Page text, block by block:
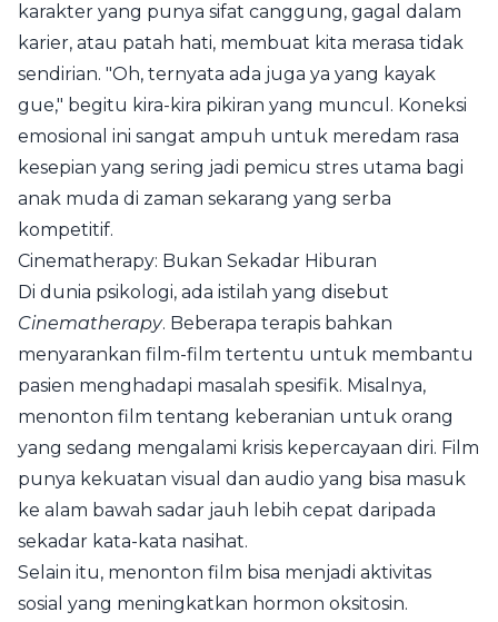
karakter yang punya sifat canggung, gagal dalam
karier, atau patah hati, membuat kita merasa tidak
sendirian. "Oh, ternyata ada juga ya yang kayak
gue," begitu kira-kira pikiran yang muncul. Koneksi
emosional ini sangat ampuh untuk meredam rasa
kesepian yang sering jadi pemicu stres utama bagi
anak muda di zaman sekarang yang serba
kompetitif.
Cinematherapy: Bukan Sekadar Hiburan
Di dunia psikologi, ada istilah yang disebut
Cinematherapy. Beberapa terapis bahkan
menyarankan film-film tertentu untuk membantu
pasien menghadapi masalah spesifik. Misalnya,
menonton film tentang keberanian untuk orang
yang sedang mengalami krisis kepercayaan diri. Film
punya kekuatan visual dan audio yang bisa masuk
ke alam bawah sadar jauh lebih cepat daripada
sekadar kata-kata nasihat.
Selain itu, menonton film bisa menjadi aktivitas
sosial yang meningkatkan hormon oksitosin.